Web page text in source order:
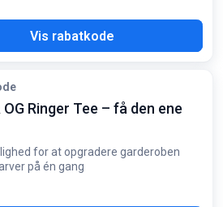
Vis rabatkode
OG Ringer Tee – få den ene
for at opgradere garderoben
på én gang